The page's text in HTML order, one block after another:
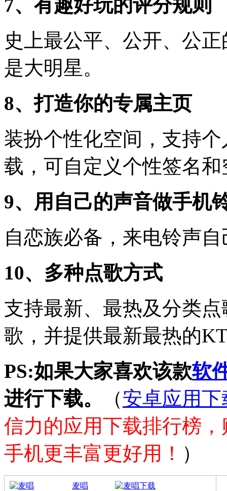
7、有趣好玩的评分规则
史上最公平、公开、公
是大明星。
8、打造你的专属主页
装扮个性化空间，支持
载，可自定义个性签名
9、用自己的声音做手机
自恋族必备，来电铃声
10、多种点歌方式
支持最新、最热及分类
歌，并提供最新最热的
PS:如果大家喜欢该款软
进行下载。
（安卓应用下
信力的应用下载排行榜
手机更丰富更好用！ ）
麦唱